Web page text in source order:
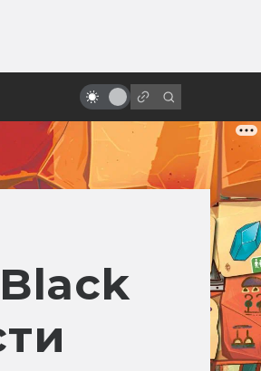
утраченного